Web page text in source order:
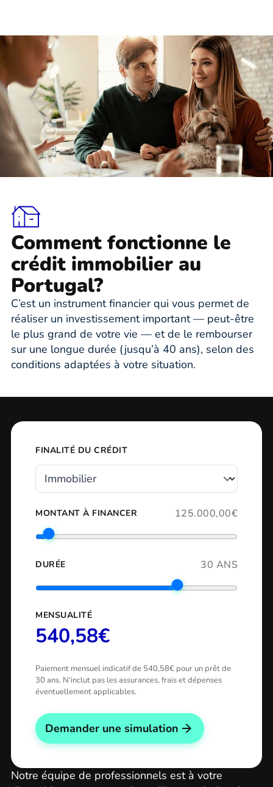
Comment fonctionne le
crédit immobilier au
Portugal?
C’est un instrument financier qui vous permet de
réaliser un investissement important — peut-être
le plus grand de votre vie — et de le rembourser
sur une longue durée (jusqu’à 40 ans), selon des
conditions adaptées à votre situation.
FINALITÉ DU CRÉDIT
MONTANT À FINANCER 125.000,00€
DURÉE 30 ANS
MENSUALITÉ
540,58€
Paiement mensuel indicatif de 540,58€ pour un prêt de
30 ans. N'inclut pas les assurances, frais et dépenses
éventuellement applicables.
Demander une simulation
Notre équipe de professionnels est à votre